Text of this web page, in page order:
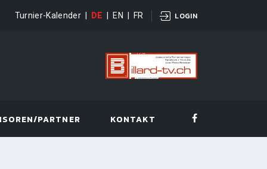
Turnier-Kalender DE EN FR LOGIN
PARTNER KONTAKT